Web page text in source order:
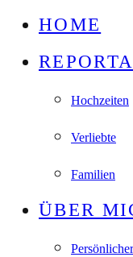
HOME
Hochzeiten
Verliebte
Familien
ÜBER